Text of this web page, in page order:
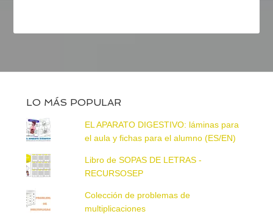
LO MÁS POPULAR
EL APARATO DIGESTIVO: láminas para
el aula y fichas para el alumno (ES/EN)
Libro de SOPAS DE LETRAS -
RECURSOSEP
Colección de problemas de
multiplicaciones